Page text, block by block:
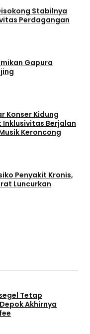
Stabilnya
Perdagangan
Gapura
Konser Kidung
Berjalan
Keroncong
Penyakit Kronis,
Luncurkan
Tetap
Akhirnya